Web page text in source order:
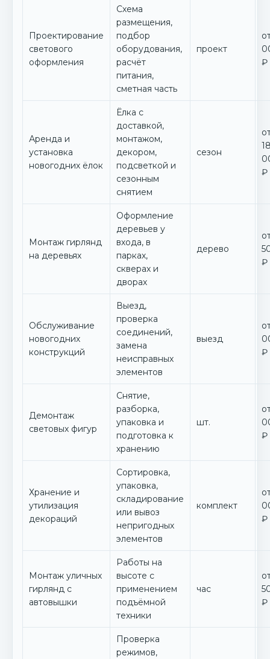
Проектирование
светового
оформления
Схема
размещения,
подбор
оборудования,
расчёт
питания,
сметная часть
проект
₽
Аренда и
установка
новогодних ёлок
Ёлка с
доставкой,
монтажом,
декором,
подсветкой и
сезонным
снятием
сезон
₽
Монтаж гирлянд
на деревьях
Оформление
деревьев у
входа, в
парках,
скверах и
дворах
дерево
₽
Обслуживание
новогодних
конструкций
Выезд,
проверка
соединений,
замена
неисправных
элементов
выезд
₽
Демонтаж
световых фигур
Снятие,
разборка,
упаковка и
подготовка к
хранению
шт.
₽
Хранение и
утилизация
декораций
Сортировка,
упаковка,
складирование
или вывоз
непригодных
элементов
комплект
₽
Монтаж уличных
гирлянд с
автовышки
Работы на
высоте с
применением
подъёмной
техники
час
₽
Проверка
режимов,